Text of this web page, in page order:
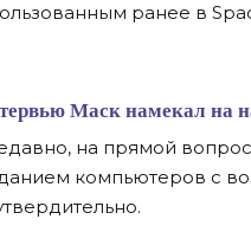
ранее в
Маск намекал на
на прямой
компьютеров с